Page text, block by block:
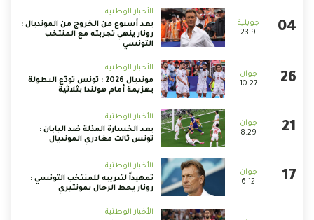
23:9
الأخبار الوطنية
بعد أسبوع من الخروج من المونديال :
رونار ينهي تجربته مع المنتخب
التونسي
10:27
الأخبار الوطنية
مونديال 2026 : تونس تودّع البطولة
بهزيمة أمام هولندا بثلاثية
8:29
الأخبار الوطنية
بعد الخسارة المذلة ضد اليابان :
تونس ثالث مغادري المونديال
6:12
الأخبار الوطنية
تمهيداً لتدريبه للمنتخب التونسي :
رونار يحط الرحال بمونتيري
الأخبار الوطنية